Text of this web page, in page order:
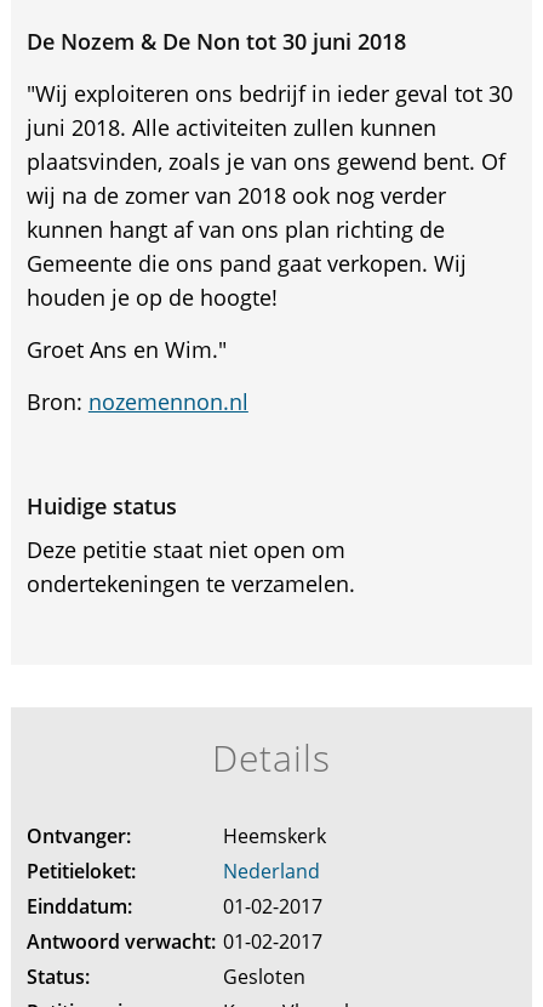
De Nozem & De Non tot 30 juni 2018
"Wij exploiteren ons bedrijf in ieder geval tot 30
juni 2018. Alle activiteiten zullen kunnen
plaatsvinden, zoals je van ons gewend bent. Of
wij na de zomer van 2018 ook nog verder
kunnen hangt af van ons plan richting de
Gemeente die ons pand gaat verkopen. Wij
houden je op de hoogte!
Groet Ans en Wim."
Bron: nozemennon.nl
Huidige status
Deze petitie staat niet open om
ondertekeningen te verzamelen.
Details
Ontvanger:
Heemskerk
Petitieloket:
Nederland
Einddatum:
01-02-2017
Antwoord verwacht: 01-02-2017
Status:
Gesloten